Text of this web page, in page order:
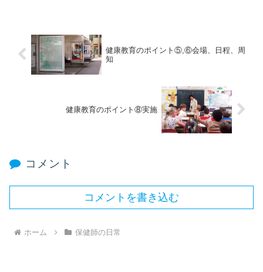
健康教育のポイント⑤,⑥会場、日程、周
知
健康教育のポイント⑧実施
コメント
コメントを書き込む
ホーム 保健師の日常